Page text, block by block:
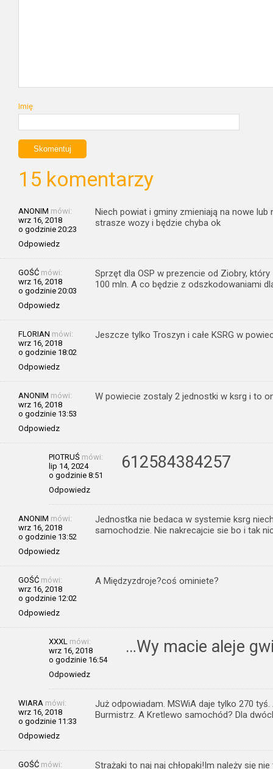
Imię
15 komentarzy
ANONIM mówi:
wrz 16, 2018
o godzinie 20:23
Odpowiedz
Niech powiat i gminy zmieniają na nowe
strasze wozy i będzie chyba ok
GOŚĆ mówi:
wrz 16, 2018
o godzinie 20:03
Odpowiedz
Sprzęt dla OSP w prezencie od Ziobry,
100 mln. A co będzie z odszkodowaniami
FLORIAN mówi:
wrz 16, 2018
o godzinie 18:02
Odpowiedz
Jeszcze tylko Troszyn i całe KSRG w
ANONIM mówi:
wrz 16, 2018
o godzinie 13:53
Odpowiedz
W powiecie zostaly 2 jednostki w ksrg i to
PIOTRUŚ mówi:
lip 14, 2024
o godzinie 8:51
Odpowiedz
612584384257
ANONIM mówi:
wrz 16, 2018
o godzinie 13:52
Odpowiedz
Jednostka nie bedaca w systemie ksrg
samochodzie. Nie nakrecajcie sie bo i tak
GOŚĆ mówi:
wrz 16, 2018
o godzinie 12:02
Odpowiedz
A Międzyzdroje?coś ominiete?
XXXL mówi:
wrz 16, 2018
o godzinie 16:54
Odpowiedz
…Wy macie aleje
WIARA mówi:
wrz 16, 2018
o godzinie 11:33
Odpowiedz
Już odpowiadam. MSWiA daje tylko 270
Burmistrz. A Kretlewo samochód? Dla
GOŚĆ mówi:
Strażaki to naj naj chłopaki!Im należy się